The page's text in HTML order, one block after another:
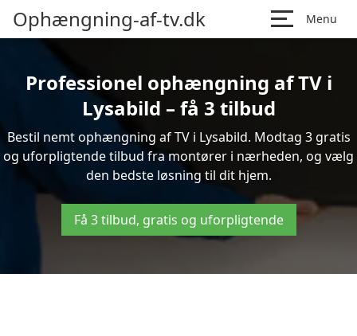
Ophængning-af-tv.dk Menu
Professionel ophængning af TV i
Lysabild – få 3 tilbud
Bestil nemt ophængning af TV i Lysabild. Modtag 3 gratis
og uforpligtende tilbud fra montører i nærheden, og vælg
den bedste løsning til dit hjem.
Få 3 tilbud, gratis og uforpligtende